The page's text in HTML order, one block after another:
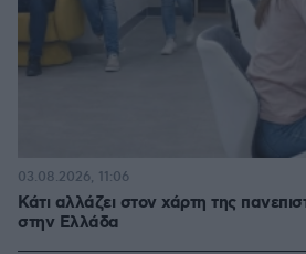
Κάτι αλλάζει στον χάρτη της
στην Ελλάδα
03.08.2026, 11:06